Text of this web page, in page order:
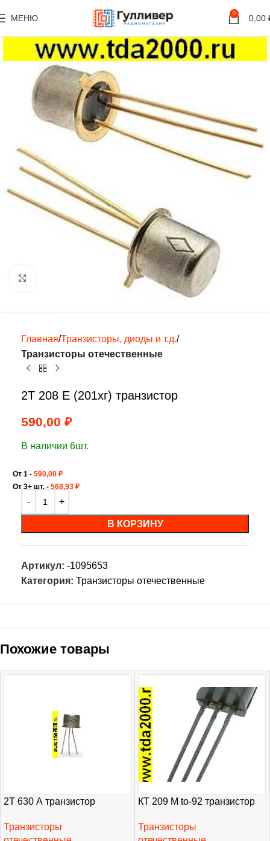
МЕНЮ 0 0,00
Нажмите, чтобы увеличить
Главная Транзисторы, диоды и т.д.
Транзисторы отечественные
2Т 208 Е (201хг) транзистор
590,00 ₽
В наличии 6шт.
От 1 - 590,00 ₽
От 3+ шт. - 568,93 ₽
В КОРЗИНУ
Артикул: -1095653
Категория: Транзисторы отечественные
Похожие товары
2Т 630 А транзистор
Транзисторы
КТ 209 М to-92 транзистор
Транзисторы